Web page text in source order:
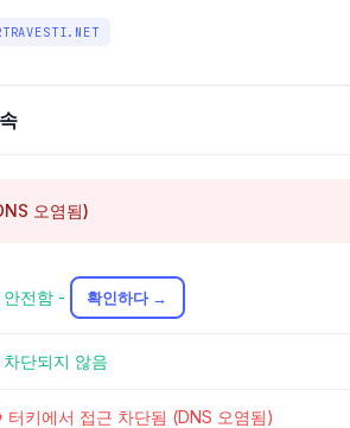
오염됨)
전함 - 확인하다 →
단되지 않음
터키에서 접근 차단됨 (DNS 오염됨)